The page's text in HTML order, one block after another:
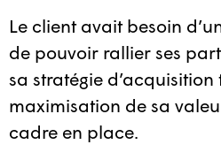
Le client avait besoin
de pouvoir rallier ses
sa stratégie
maximisation de sa
cadre en place.